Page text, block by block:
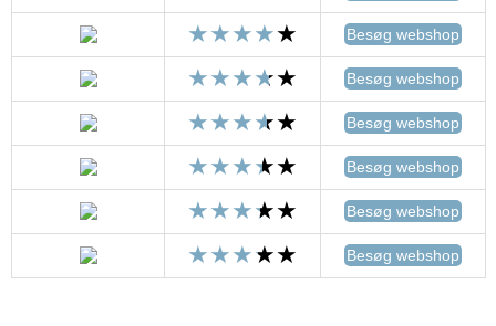
Besøg webshop
Besøg webshop
Besøg webshop
Besøg webshop
Besøg webshop
Besøg webshop